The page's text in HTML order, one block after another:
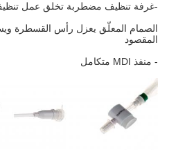
-غرفة تنظيف مضطربة تخلق عمل
الصمام المعلّق يعزل رأس القسطرة
المقصود
- منفذ MDI متكامل